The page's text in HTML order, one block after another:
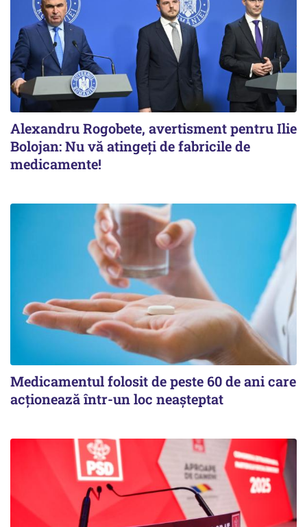
Alexandru Rogobete, avertisment pentru Ilie
Bolojan: Nu vă atingeți de fabricile de
medicamente!
Medicamentul folosit de peste 60 de ani care
acționează într-un loc neașteptat